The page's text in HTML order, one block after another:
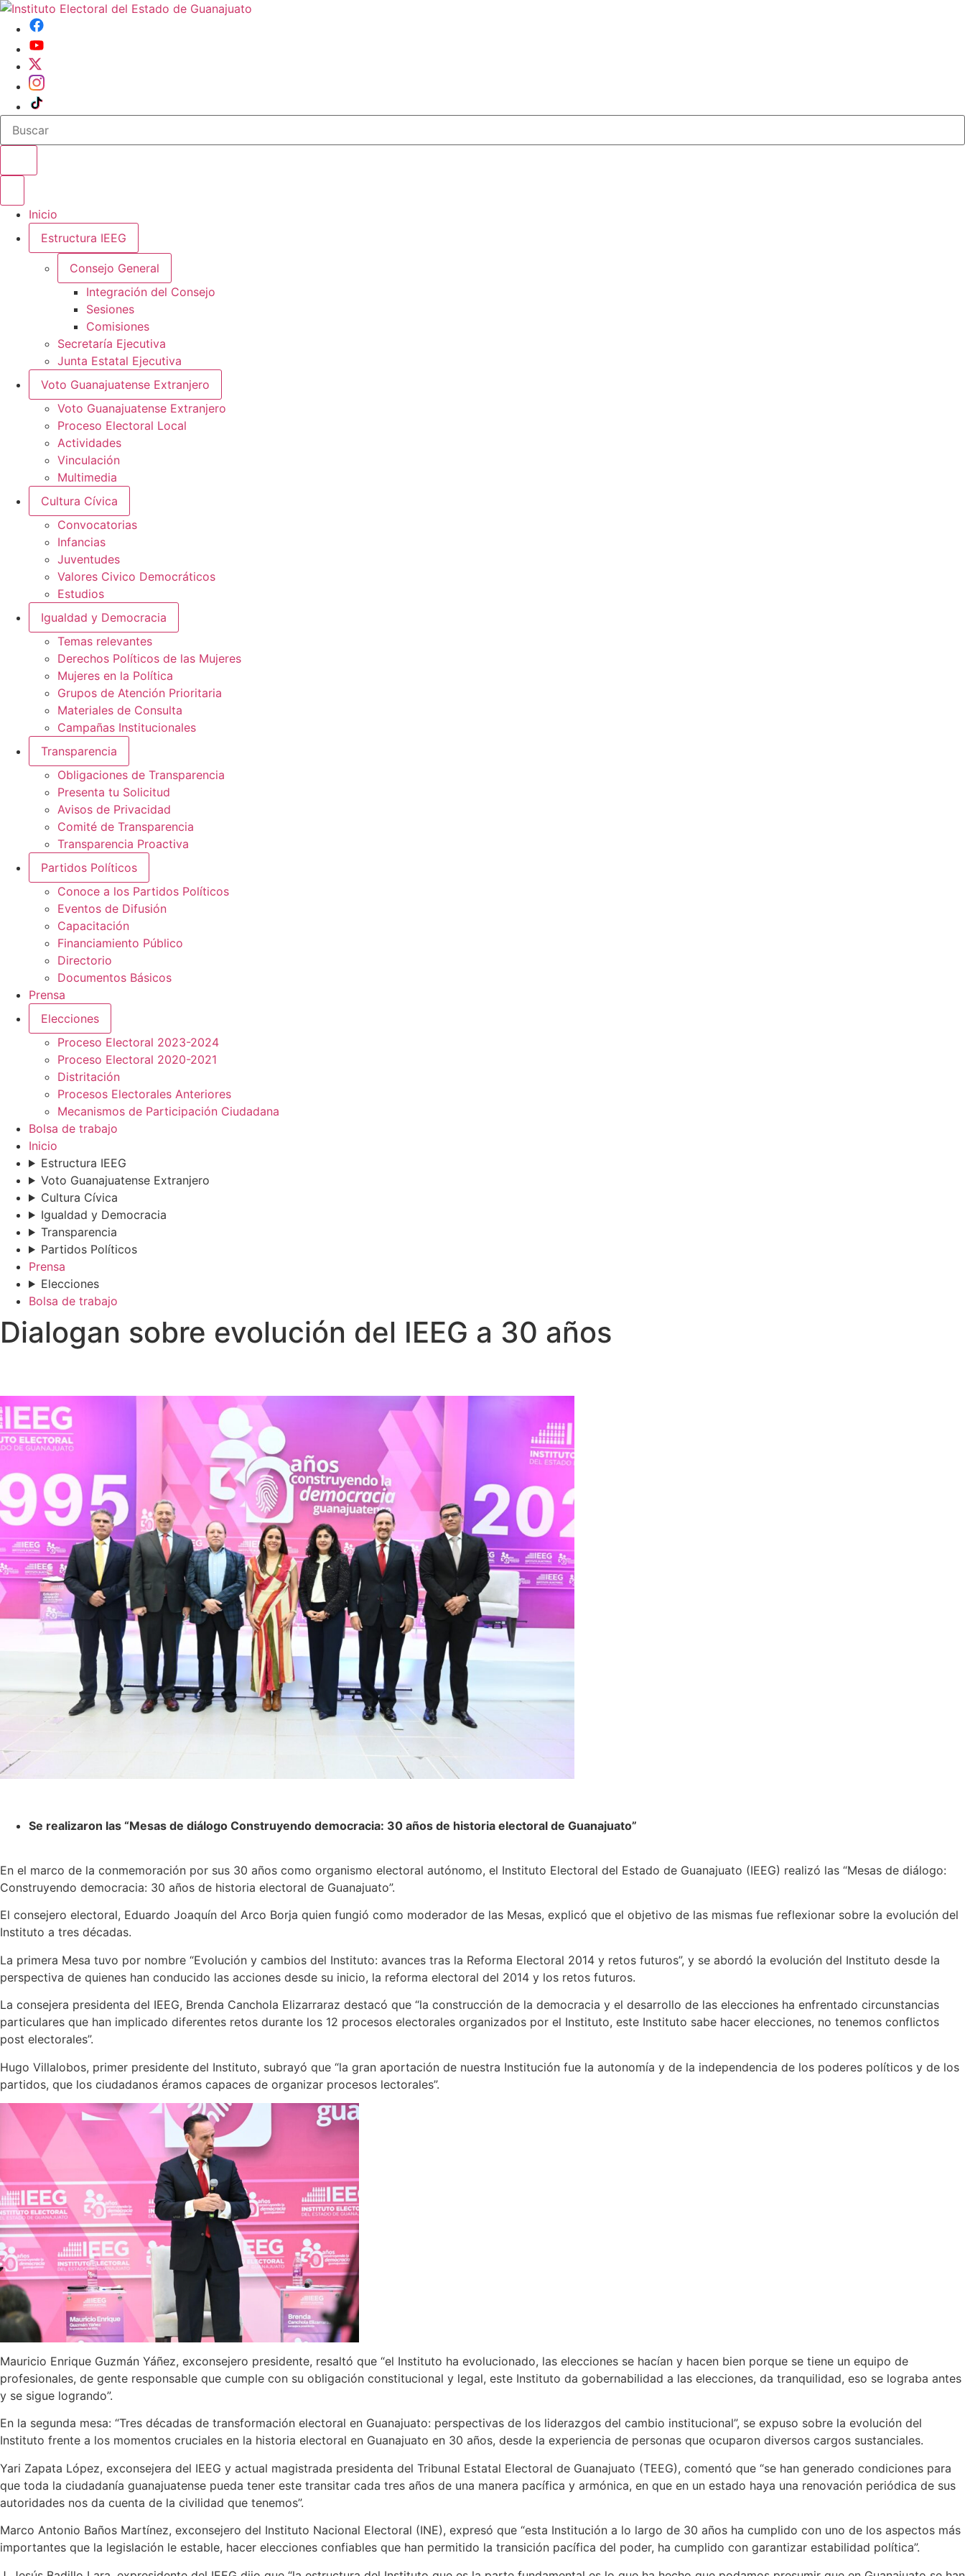
Buscar en el sitio
Inicio
Estructura IEEG
Consejo General
Integración del Consejo
Sesiones
Comisiones
Secretaría Ejecutiva
Junta Estatal Ejecutiva
Voto Guanajuatense Extranjero
Voto Guanajuatense Extranjero
Proceso Electoral Local
Actividades
Vinculación
Multimedia
Cultura Cívica
Convocatorias
Infancias
Juventudes
Valores Civico Democráticos
Estudios
Igualdad y Democracia
Temas relevantes
Derechos Políticos de las Mujeres
Mujeres en la Política
Grupos de Atención Prioritaria
Materiales de Consulta
Campañas Institucionales
Transparencia
Obligaciones de Transparencia
Presenta tu Solicitud
Avisos de Privacidad
Comité de Transparencia
Transparencia Proactiva
Partidos Políticos
Conoce a los Partidos Políticos
Eventos de Difusión
Capacitación
Financiamiento Público
Directorio
Documentos Básicos
Prensa
Elecciones
Proceso Electoral 2023-2024
Proceso Electoral 2020-2021
Distritación
Procesos Electorales Anteriores
Mecanismos de Participación Ciudadana
Bolsa de trabajo
Inicio
Estructura IEEG
Voto Guanajuatense Extranjero
Cultura Cívica
Igualdad y Democracia
Transparencia
Partidos Políticos
Prensa
Elecciones
Bolsa de trabajo
Dialogan sobre evolución del IEEG a 30 años
Se realizaron las “Mesas de diálogo Construyendo democracia: 30 años de historia electoral de Guanajuato”
En el marco de la conmemoración por sus 30 años como organismo electoral autónomo, el Instituto Electoral del Estado de Guanajuato (IEEG) realizó las “Mesas de diálogo:
Construyendo democracia: 30 años de historia electoral de Guanajuato”.
El consejero electoral, Eduardo Joaquín del Arco Borja quien fungió como moderador de las Mesas, explicó que el objetivo de las mismas fue reflexionar sobre la evolución del
Instituto a tres décadas.
La primera Mesa tuvo por nombre “Evolución y cambios del Instituto: avances tras la Reforma Electoral 2014 y retos futuros”, y se abordó la evolución del Instituto desde la
perspectiva de quienes han conducido las acciones desde su inicio, la reforma electoral del 2014 y los retos futuros.
La consejera presidenta del IEEG, Brenda Canchola Elizarraraz destacó que “la construcción de la democracia y el desarrollo de las elecciones ha enfrentado circunstancias
particulares que han implicado diferentes retos durante los 12 procesos electorales organizados por el Instituto, este Instituto sabe hacer elecciones, no tenemos conflictos
post electorales”.
Hugo Villalobos, primer presidente del Instituto, subrayó que “la gran aportación de nuestra Institución fue la autonomía y de la independencia de los poderes políticos y de los
partidos, que los ciudadanos éramos capaces de organizar procesos lectorales”.
Mauricio Enrique Guzmán Yáñez, exconsejero presidente, resaltó que “el Instituto ha evolucionado, las elecciones se hacían y hacen bien porque se tiene un equipo de
profesionales, de gente responsable que cumple con su obligación constitucional y legal, este Instituto da gobernabilidad a las elecciones, da tranquilidad, eso se lograba antes
y se sigue logrando”.
En la segunda mesa: “Tres décadas de transformación electoral en Guanajuato: perspectivas de los liderazgos del cambio institucional”, se expuso sobre la evolución del
Instituto frente a los momentos cruciales en la historia electoral en Guanajuato en 30 años, desde la experiencia de personas que ocuparon diversos cargos sustanciales.
Yari Zapata López, exconsejera del IEEG y actual magistrada presidenta del Tribunal Estatal Electoral de Guanajuato (TEEG), comentó que “se han generado condiciones para
que toda la ciudadanía guanajuatense pueda tener este transitar cada tres años de una manera pacífica y armónica, en que en un estado haya una renovación periódica de sus
autoridades nos da cuenta de la civilidad que tenemos”.
Marco Antonio Baños Martínez, exconsejero del Instituto Nacional Electoral (INE), expresó que “esta Institución a lo largo de 30 años ha cumplido con uno de los aspectos más
importantes que la legislación le estable, hacer elecciones confiables que han permitido la transición pacífica del poder, ha cumplido con garantizar estabilidad política”.